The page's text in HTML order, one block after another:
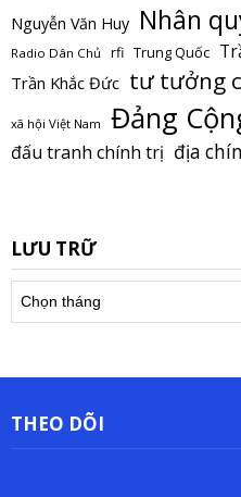
Nguyễn Văn Huy Nhân
Radio Dân Chủ rfi Trung Quốc
Trần Khắc Đức tư tưởng
xã hội Việt Nam Đảng
đấu tranh chính trị địa
LƯU TRỮ
trữ
THEO DÕI